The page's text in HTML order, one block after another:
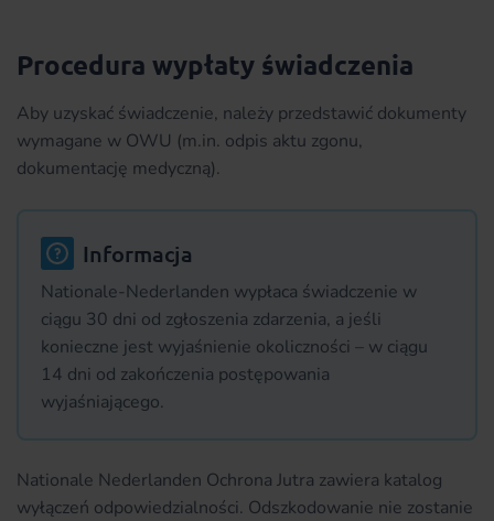
Procedura wypłaty świadczenia
Aby uzyskać świadczenie, należy przedstawić dokumenty
wymagane w OWU (m.in. odpis aktu zgonu,
dokumentację medyczną).
Informacja
Nationale-Nederlanden wypłaca świadczenie w
ciągu 30 dni od zgłoszenia zdarzenia, a jeśli
konieczne jest wyjaśnienie okoliczności – w ciągu
14 dni od zakończenia postępowania
wyjaśniającego.
Nationale Nederlanden Ochrona Jutra zawiera katalog
wyłączeń odpowiedzialności. Odszkodowanie nie zostanie